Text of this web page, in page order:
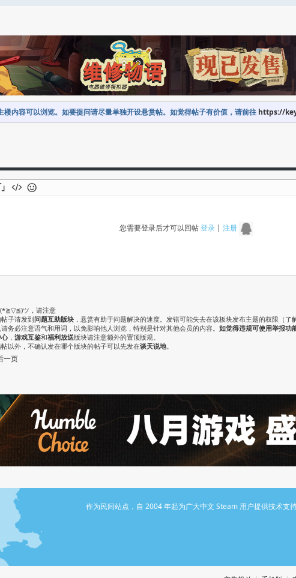
楼内容可以浏览。如要提问请尽量单独开设悬赏帖。如觉得帖子有价值，请前往 https://
您需要登录后才可以回帖登录| 注册
ツ，请注意
子请发到问题互助版块 ，悬赏有助于问题解决的速度。发错可能失去在该板块发布主题的权限（ 了
务必注意语气和用词，以免影响他人浏览，特别是针对其他会员的内容。 如觉得违规可使用举报功
， 游戏互鉴和福利放送版块请注意额外的置顶版规。
以外，不确认发在哪个版块的帖子可以先发在谈天说地。
一页
作为民间站点，自 2004 年起为广大中文 Steam 用户提供技术支